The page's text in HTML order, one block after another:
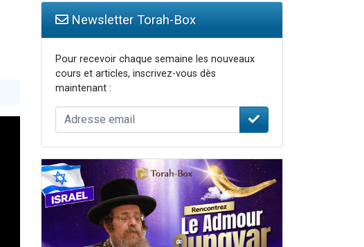
Newsletter Torah-Box
Pour recevoir chaque semaine les nouveaux
cours et articles, inscrivez-vous dès
maintenant :